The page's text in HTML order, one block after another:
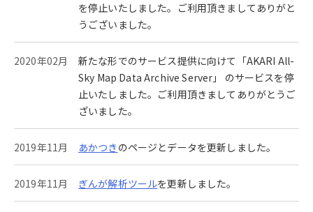
を停止いたしました。ご利用頂きましてありがと
うございました。
2020年02月
新たな形でのサービス提供に向けて「AKARI All-
Sky Map Data Archive Server」 のサービスを停
止いたしました。ご利用頂きましてありがとうご
ざいました。
2019年11月 あかつき のページとデータを更新しました。
2019年11月 ぎんが解析ツールを更新しました。